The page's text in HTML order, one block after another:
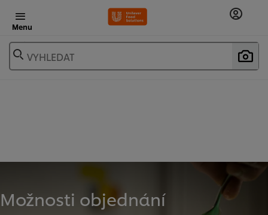
Menu
VYHLEDAT
Možnosti objednání